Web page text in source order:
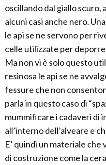
oscillando dal giallo scuro,
alcuni casi anche nero.
le api se ne servono per
celle utilizzate per
Ma non vi è solo questo
resinosa le api se ne
fessure che non
parla in questo caso di
mummificare i cadaveri di
all’interno dell’alveare e
E’ quindi un materiale
di costruzione come la